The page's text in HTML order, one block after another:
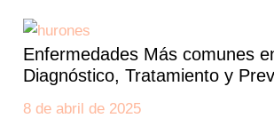
Enfermedades Más comunes
Diagnóstico, Tratamiento y
8 de abril de 2025
Más
comunes
en
Hurones: